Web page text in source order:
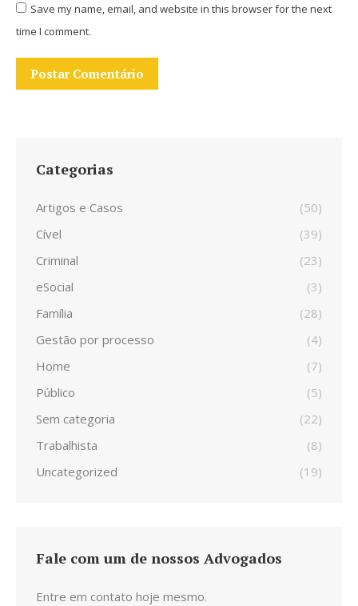
Save my name, email, and website in this browser for the next
time I comment.
Postar Comentário
Categorias
Artigos e Casos
(50)
Cível
(39)
Criminal
(23)
eSocial
(3)
Família
(28)
Gestão por processo
(4)
Home
(7)
Público
(5)
Sem categoria
(22)
Trabalhista
(8)
Uncategorized
(19)
Fale com um de nossos Advogados
Entre em contato hoje mesmo.